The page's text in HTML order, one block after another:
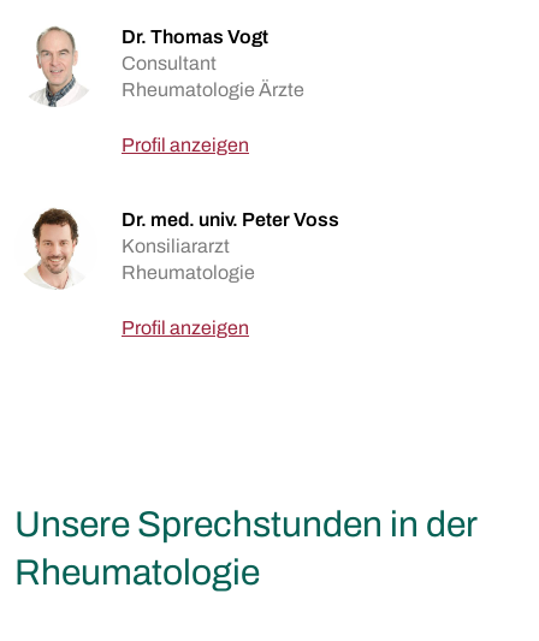
Dr. Thomas Vogt
Consultant
Rheumatologie Ärzte
Profil anzeigen
Dr. med. univ. Peter Voss
Konsiliararzt
Rheumatologie
Profil anzeigen
Unsere Sprechstunden in der
Rheumatologie